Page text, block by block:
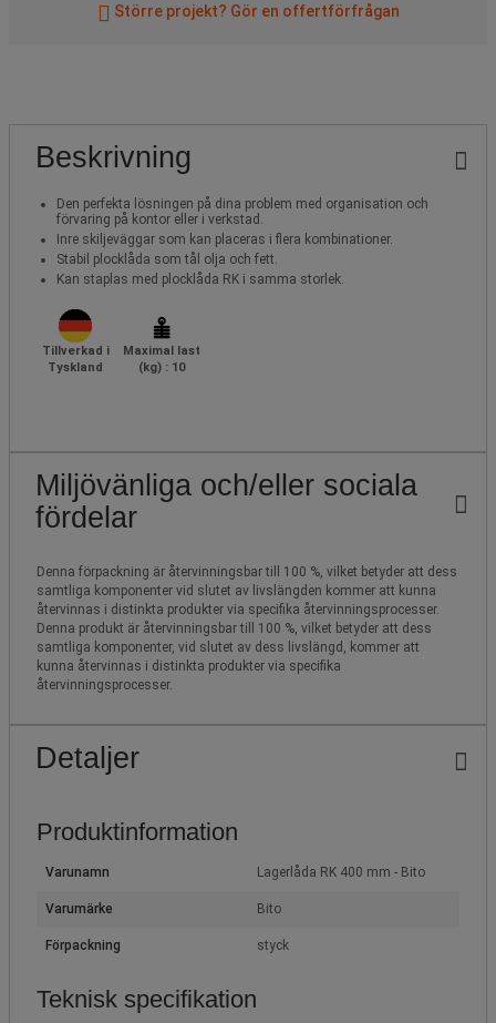
Större projekt? Gör en offertförfrågan
Beskrivning
Den perfekta lösningen på dina problem med organisation och
förvaring på kontor eller i verkstad.
Inre skiljeväggar som kan placeras i flera kombinationer.
Stabil plocklåda som tål olja och fett.
Kan staplas med plocklåda RK i samma storlek.
Tillverkad i
Tyskland
Maximal last
(kg) : 10
Miljövänliga och/eller sociala
fördelar
Denna förpackning är återvinningsbar till 100 %, vilket betyder att dess
samtliga komponenter vid slutet av livslängden kommer att kunna
återvinnas i distinkta produkter via specifika återvinningsprocesser.
Denna produkt är återvinningsbar till 100 %, vilket betyder att dess
samtliga komponenter, vid slutet av dess livslängd, kommer att
kunna återvinnas i distinkta produkter via specifika
återvinningsprocesser.
Detaljer
Produktinformation
Varunamn Lagerlåda RK 400 mm - Bito
Varumärke Bito
Förpackning styck
Teknisk specifikation